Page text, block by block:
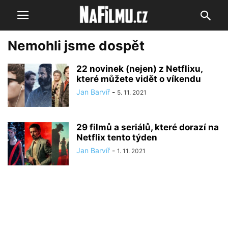
Nemohli jsme dospět
22 novinek (nejen) z Netflixu,
které můžete vidět o víkendu
Jan Barvíř - 5. 11. 2021
29 filmů a seriálů, které dorazí na
Netflix tento týden
Jan Barvíř - 1. 11. 2021